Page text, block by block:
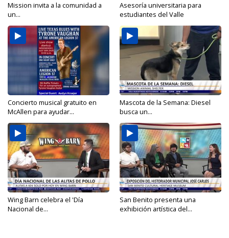
Mission invita a la comunidad a
un...
Asesoría universitaria para
estudiantes del Valle
Concierto musical gratuito en
McAllen para ayudar...
Mascota de la Semana: Diesel
busca un...
Wing Barn celebra el 'Día
Nacional de...
San Benito presenta una
exhibición artística del...